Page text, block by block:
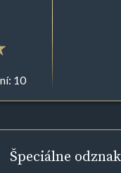
10
Špeciálne